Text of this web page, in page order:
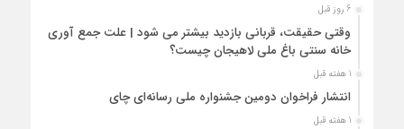
6 روز قبل
وقتی حقیقت، قربانی بازدید بیشتر می شود | علت جمع آوری
خانه سنتی باغ ملی لاهیجان چیست؟
1 هفته قبل
انتشار فراخوان دومین جشنواره ملی رسانه‌ای چای
1 هفته قبل